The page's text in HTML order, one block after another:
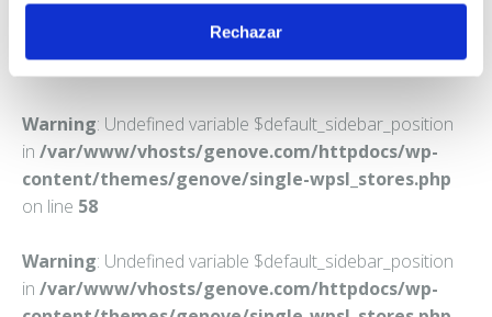
Rechazar
Warning: Undefined variable $default_sidebar_position
in /var/www/vhosts/genove.com/httpdocs/wp-
content/themes/genove/single-wpsl_stores.php
on line 58
Warning: Undefined variable $default_sidebar_position
in /var/www/vhosts/genove.com/httpdocs/wp-